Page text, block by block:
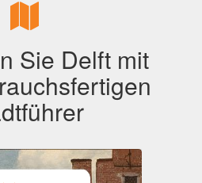
Sie Delft mit